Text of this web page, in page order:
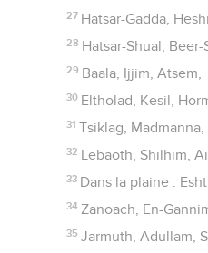
27 Hatsar-Gadda,
28 Hatsar-Shual,
29 Baala, Ijjim, Atsem,
30 Eltholad, Kesil,
31 Tsiklag, Madmanna,
32 Lebaoth, Shilhim,
33 Dans la plaine :
34 Zanoach, En-
35 Jarmuth, Adullam,